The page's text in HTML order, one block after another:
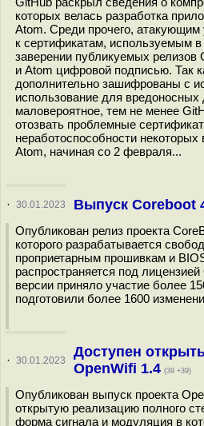
которых велась разработка
Atom. Среди прочего, атакующим
к сертификатам, используемым
заверении публикуемых
и Atom цифровой подписью. Так
дополнительно зашифрованы с
использование для вредоносных
маловероятное, тем не менее
отозвать проблемные
неработоспособности
Atom, начиная со 2 февраля...
· 30.01.2023 Выпуск Coreboot
Опубликован релиз проекта
которого разрабатывается
проприетарным прошивкам и
распространяется под
версии приняло участие более
подготовили более 1600
· 30.01.2023
Доступен
OpenWifi 1.4 (39 +39)
Опубликован выпуск проекта
открытую реализацию полного
форма сигнала и модуляция в